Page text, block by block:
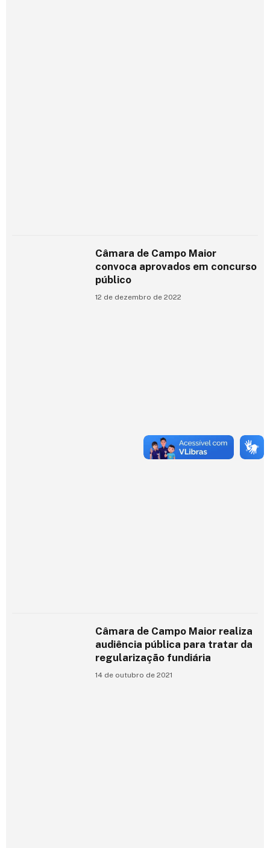
Câmara de Campo Maior
convoca aprovados em concurso
público
12 de dezembro de 2022
Câmara de Campo Maior realiza
audiência pública para tratar da
regularização fundiária
14 de outubro de 2021